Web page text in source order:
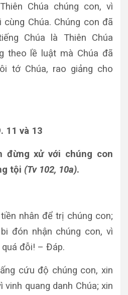
Chúa chúng con, vì
Chúa. Chúng con đã
Chúa là Thiên Chúa
theo lề luật mà Chúa đã
tớ Chúa, rao giảng cho
11 và 13
đừng xử với chúng con
tội (Tv 102, 10a).
nhân để trị chúng con;
đón nhận chúng con, vì
đỗi! – Đáp.
cứu độ chúng con, xin
quang danh Chúa; xin